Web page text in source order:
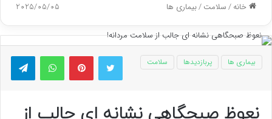
خانه/سلامت/بیماری ها 2025/05/05
توییتر پینتریستواتس آپ
بیماری ها پربازدیدها سلامت
نعوظ صبحگاهی نشانه ای جالب از